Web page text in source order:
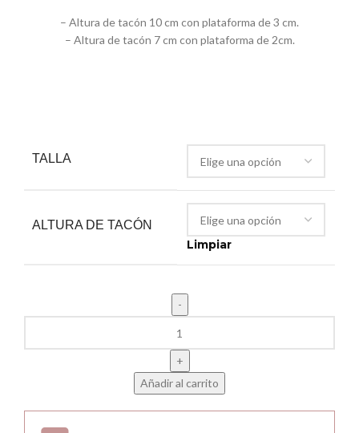
– Altura de tacón 10 cm con plataforma de 3 cm.
– Altura de tacón 7 cm con plataforma de 2cm.
TALLA
ALTURA DE TACÓN
Limpiar
Añadir al carrito